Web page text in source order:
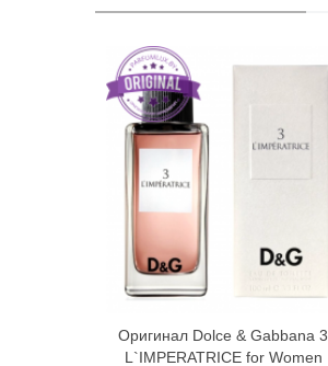
Быстрый просмотр
Оригинал Dolce & Gabbana 3
L`IMPERATRICE for Women